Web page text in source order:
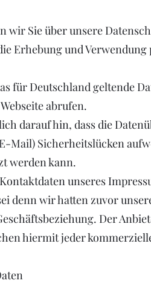
wir Sie über unsere
Erhebung und
für Deutschland geltende
abrufen.
darauf hin, dass die
Mail) Sicherheitslücken
werden kann.
unseres
denn wir hatten zuvor
Der
hiermit jeder